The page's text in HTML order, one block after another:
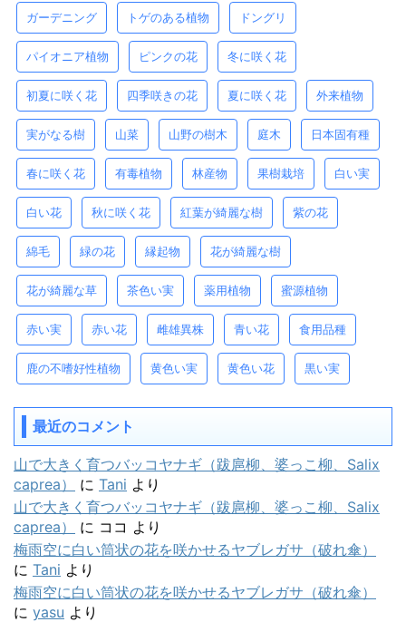
ガーデニング トゲのある植物 ドングリ
パイオニア植物 ピンクの花 冬に咲く花
初夏に咲く花 四季咲きの花 夏に咲く花 外来植物
実がなる樹 山菜 山野の樹木 庭木 日本固有種
春に咲く花 有毒植物 林産物 果樹栽培 白い実
白い花 秋に咲く花 紅葉が綺麗な樹 紫の花
綿毛 緑の花 縁起物 花が綺麗な樹
花が綺麗な草 茶色い実 薬用植物 蜜源植物
赤い実 赤い花 雌雄異株 青い花 食用品種
鹿の不嗜好性植物 黄色い実 黄色い花 黒い実
最近のコメント
山で大きく育つバッコヤナギ（跋扈柳、婆っこ柳、Salix
caprea）
に Tani より
山で大きく育つバッコヤナギ（跋扈柳、婆っこ柳、Salix
caprea）
に ココ より
梅雨空に白い筒状の花を咲かせるヤブレガサ（破れ傘）
に Tani より
梅雨空に白い筒状の花を咲かせるヤブレガサ（破れ傘）
に yasu より